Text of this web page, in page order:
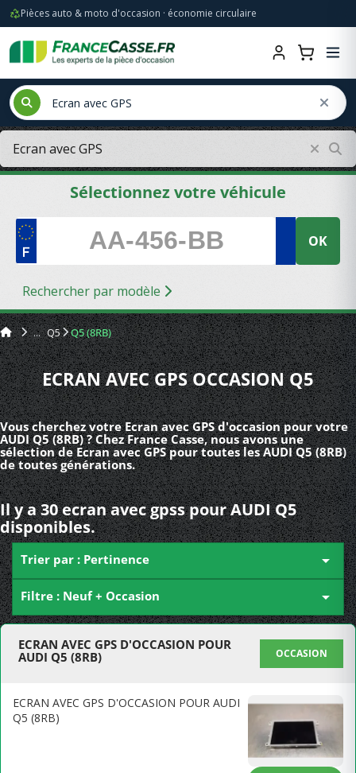
Pièces auto & moto d'occasion · économie circulaire
Sélectionnez votre véhicule
OK
Rechercher par modèle
Q5 Q5 (8RB)
ECRAN AVEC GPS OCCASION Q5
Vous cherchez votre Ecran avec GPS d'occasion pour votre
AUDI Q5 (8RB) ? Chez France Casse, nous avons une
sélection de Ecran avec GPS pour toutes les AUDI Q5 (8RB)
de toutes générations.
Il y a 30 ecran avec gpss pour AUDI Q5
disponibles.
Trier par : Pertinence 
Filtre : Neuf + Occasion 
ECRAN AVEC GPS D'OCCASION POUR
AUDI Q5 (8RB)
OCCASION
ECRAN AVEC GPS D'OCCASION POUR AUDI
Q5 (8RB)